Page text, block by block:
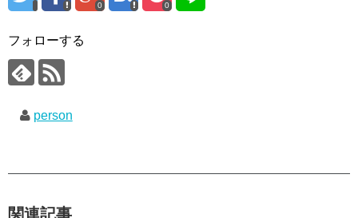
0 0
フォローする
person
関連記事